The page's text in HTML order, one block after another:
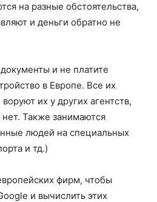
на разные обстоятельства,
и деньги обратно не
и не платите
в Европе. Все их
их у других агентств,
Также занимаются
людей на специальных
и тд.)
фирм, чтобы
и вычислить этих